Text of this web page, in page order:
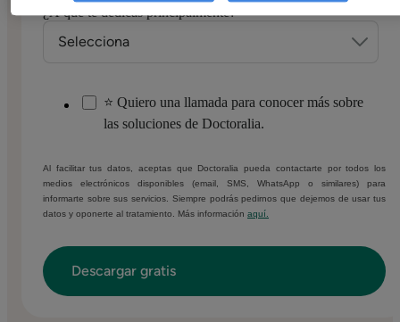
¿A qué te dedicas principalmente?*
⭐ Quiero una llamada para conocer más sobre
las soluciones de Doctoralia.
Al facilitar tus datos, aceptas que Doctoralia pueda contactarte por todos los
medios electrónicos disponibles (email, SMS, WhatsApp o similares) para
informarte sobre sus servicios. Siempre podrás pedirnos que dejemos de usar tus
datos y oponerte al tratamiento. Más información aquí.